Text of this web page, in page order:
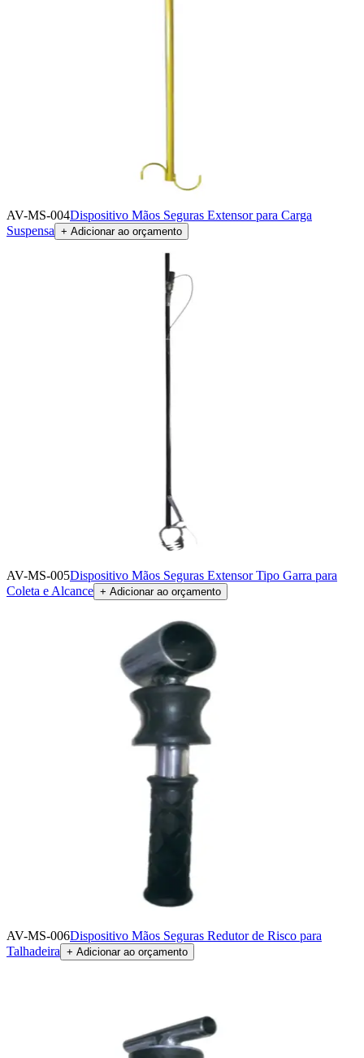
AV-MS-004Dispositivo Mãos Seguras Extensor para Carga
Suspensa + Adicionar ao orçamento
AV-MS-005Dispositivo Mãos Seguras Extensor Tipo Garra para
Coleta e Alcance + Adicionar ao orçamento
AV-MS-006Dispositivo Mãos Seguras Redutor de Risco para
Talhadeira + Adicionar ao orçamento